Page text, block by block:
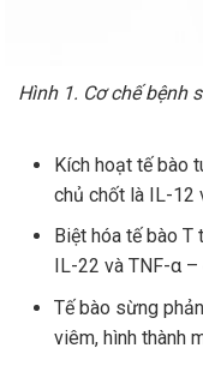
Hình 1. Cơ chế bệnh
Kích hoạt tế bào
chủ chốt là IL-12
Biệt hóa tế bào
IL-22 và TNF-α
Tế bào sừng
viêm, hình thành